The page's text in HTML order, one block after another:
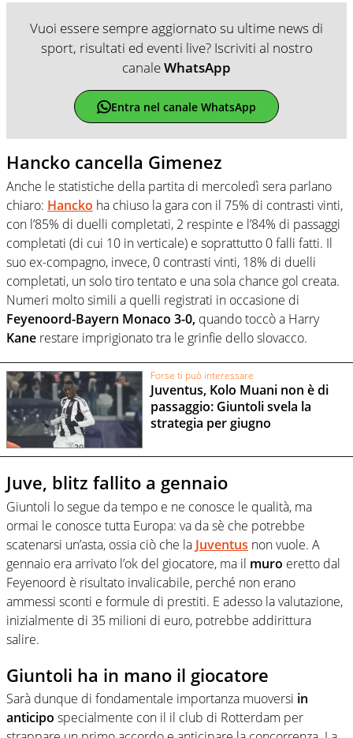
Vuoi essere sempre aggiornato su ultime news di
sport, risultati ed eventi live? Iscriviti al nostro
canaleWhatsApp
Entra nel canale WhatsApp
Hancko cancella Gimenez
Anche le statistiche della partita di mercoledì sera parlano
chiaro: Hancko ha chiuso la gara con il 75% di contrasti vinti,
con l’85% di duelli completati, 2 respinte e l’84% di passaggi
completati (di cui 10 in verticale) e soprattutto 0 falli fatti. Il
suo ex-compagno, invece, 0 contrasti vinti, 18% di duelli
completati, un solo tiro tentato e una sola chance gol creata.
Numeri molto simili a quelli registrati in occasione di
Feyenoord-Bayern Monaco 3-0, quando toccò a Harry
Kane restare imprigionato tra le grinfie dello slovacco.
Forse ti può interessare
Juventus, Kolo Muani non è di
passaggio: Giuntoli svela la
strategia per giugno
Juve, blitz fallito a gennaio
Giuntoli lo segue da tempo e ne conosce le qualità, ma
ormai le conosce tutta Europa: va da sè che potrebbe
scatenarsi un’asta, ossia ciò che la Juventus non vuole. A
gennaio era arrivato l’ok del giocatore, ma il muro eretto dal
Feyenoord è risultato invalicabile, perché non erano
ammessi sconti e formule di prestiti. E adesso la valutazione,
inizialmente di 35 milioni di euro, potrebbe addirittura
salire.
Giuntoli ha in mano il giocatore
Sarà dunque di fondamentale importanza muoversi in
anticipo specialmente con il il club di Rotterdam per